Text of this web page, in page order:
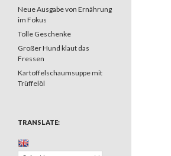
Neue Ausgabe von Ernährung
im Fokus
Tolle Geschenke
Großer Hund klaut das
Fressen
Kartoffelschaumsuppe mit
Trüffelöl
TRANSLATE: